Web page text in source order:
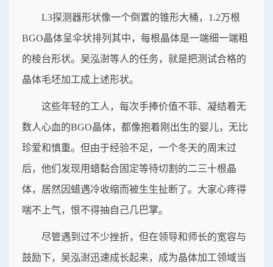
L3探测器形状像一个倒置的锥形大桶，1.2万根
BGO晶体呈伞状排列其中，每根晶体是一端细一端粗
的棱台形状。吴泓澍等人的任务，就是把测试合格的
晶体毛坯加工成上述形状。
这些年轻的工人，每次手捧价值不菲、凝结着无
数人心血的BGO晶体，都像抱着刚出生的婴儿，无比
珍爱和慎重。但由于经验不足，一个冬天的周末过
后，他们发现用蜡黏合固定等待切割的二三十根晶
体，居然因蜡遇冷收缩而被生生扯断了。大家心疼得
喘不上气，恨不得抽自己几巴掌。
尽管遇到过不少挫折，但在领导和师长的宽容与
鼓励下，吴泓澍迅速成长起来，成为晶体加工领域当